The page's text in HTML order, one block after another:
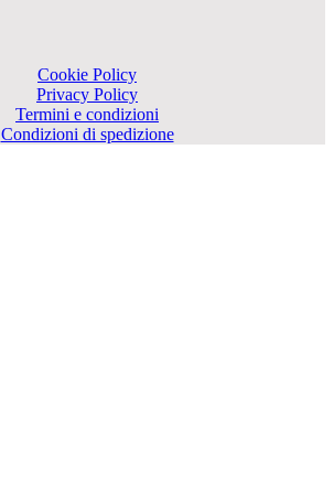
Cookie Policy
Privacy Policy
Termini e condizioni
Condizioni di spedizione